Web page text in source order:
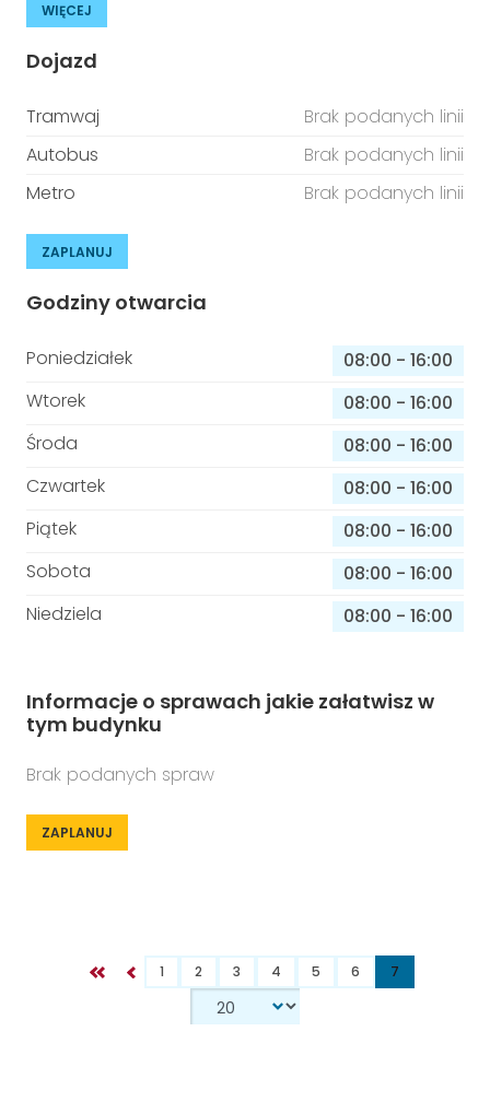
WIĘCEJ
Dojazd
Tramwaj
Brak podanych linii
Autobus
Brak podanych linii
Metro
Brak podanych linii
ZAPLANUJ
Godziny otwarcia
Poniedziałek 08:00 - 16:00
Wtorek
08:00 - 16:00
Środa
08:00 - 16:00
Czwartek
08:00 - 16:00
Piątek
08:00 - 16:00
Sobota
08:00 - 16:00
Niedziela
08:00 - 16:00
Informacje o sprawach jakie załatwisz w
tym budynku
Brak podanych spraw
ZAPLANUJ
1 2 3 4 5 6 7